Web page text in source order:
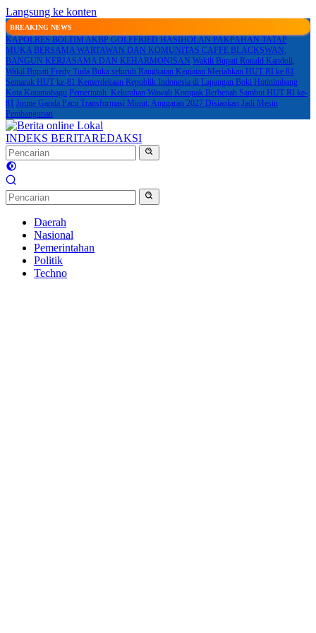
Langsung ke konten
BREAKING NEWS
KAPOLRES BOLTIM AKBP GOLFFRIED HASIHOLAN PAKPAHAN TATAP
MUKA BERSAMA WARTAWAN DAN KOMUNITAS CAFFE BLACKSWAN,
BANGUN KERJASAMA DAN KEHARMONISAN Wakili Bupati Ronald Kandoli,
Wakil Bupati Fredy Tuda Buka seluruh Rangkaian Kegiatan Meriahkan HUT RI ke 81
Semarak HUT ke-81 Kemerdekaan Republik Indonesia di Lapangan Boki Hotinimbang
Kota Kotamobagu Pemerintah Kelurahan Wawali Kompak Berbenah Sambut HUT RI ke-
81 Joune Ganda Pacu Transformasi Minut, Anggaran 2027 Disiapkan Jadi Mesin
Pembangunan
INDEKS BERITAREDAKSI
Daerah
Nasional
Pemerintahan
Politik
Techno